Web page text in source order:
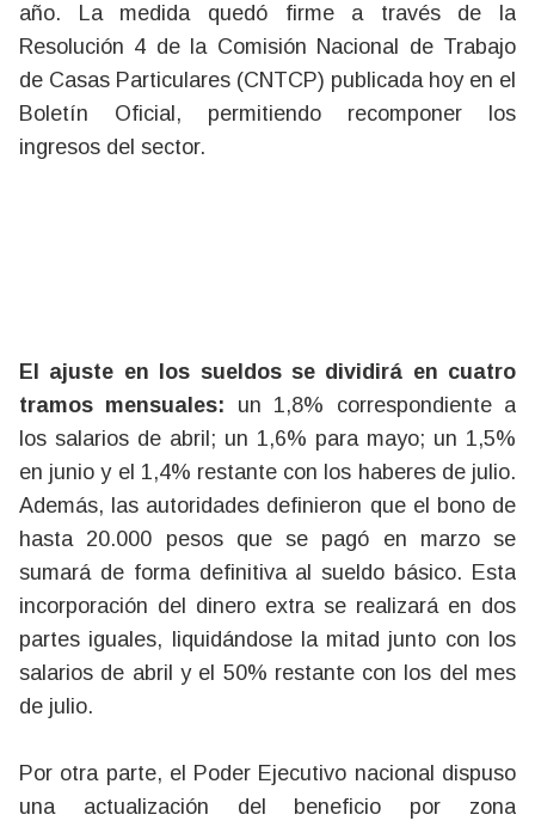
año. La medida quedó firme a través de la
Resolución 4 de la Comisión Nacional de Trabajo
de Casas Particulares (CNTCP) publicada hoy en el
Boletín Oficial, permitiendo recomponer los
ingresos del sector.
El ajuste en los sueldos se dividirá en cuatro
tramos mensuales: un 1,8% correspondiente a
los salarios de abril; un 1,6% para mayo; un 1,5%
en junio y el 1,4% restante con los haberes de julio.
Además, las autoridades definieron que el bono de
hasta 20.000 pesos que se pagó en marzo se
sumará de forma definitiva al sueldo básico. Esta
incorporación del dinero extra se realizará en dos
partes iguales, liquidándose la mitad junto con los
salarios de abril y el 50% restante con los del mes
de julio.
Por otra parte, el Poder Ejecutivo nacional dispuso
una actualización del beneficio por zona